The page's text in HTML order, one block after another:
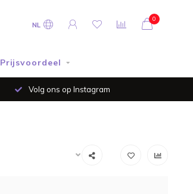
NL
0
Prijsvoordeel
Volg ons op Instagram